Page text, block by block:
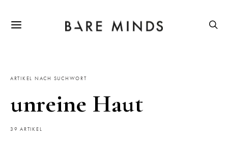
ARTIKEL NACH SUCHWORT
unreine Haut
39 ARTIKEL